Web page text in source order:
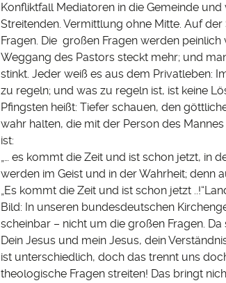
Konfliktfall Mediatoren in die Gemeinde
Streitenden. Vermittlung ohne Mitte. Auf
Fragen. Die großen Fragen werden
Weggang des Pastors steckt mehr; und
stinkt. Jeder weiß es aus dem Privatleben:
zu regeln; und was zu regeln ist, ist keine
Pfingsten heißt: Tiefer schauen, den
wahr halten, die mit der Person des
ist:
„… es kommt die Zeit und ist schon jetzt, in
werden im Geist und in der Wahrheit; denn
„Es kommt die Zeit und ist schon jetzt
Bild: In unseren bundesdeutschen
scheinbar – nicht um die großen Fragen.
Dein Jesus und mein Jesus, dein
ist unterschiedlich, doch das trennt uns
theologische Fragen streiten! Das bringt